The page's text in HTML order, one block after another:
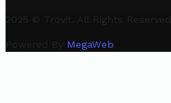
2025 © Trovit. All Rights Reserved.
Powered By MegaWeb